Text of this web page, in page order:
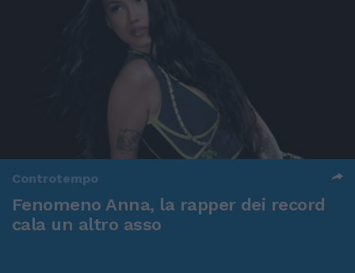
Controtempo
Fenomeno Anna, la rapper dei record
cala un altro asso